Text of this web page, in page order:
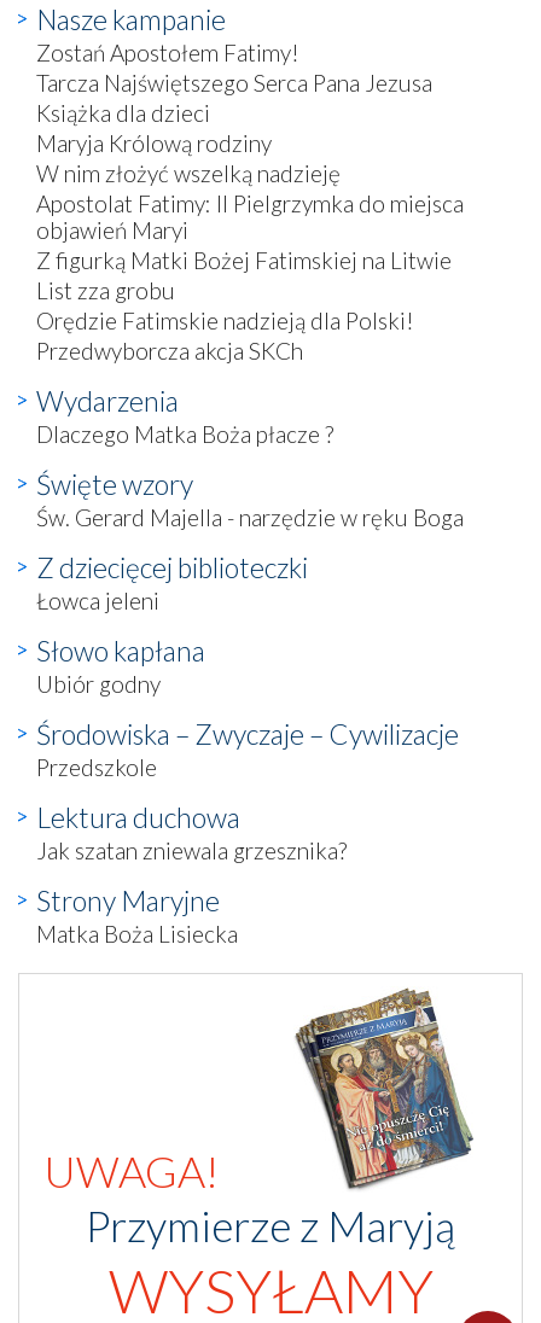
Nasze kampanie
Zostań Apostołem Fatimy!
Tarcza Najświętszego Serca Pana Jezusa
Książka dla dzieci
Maryja Królową rodziny
W nim złożyć wszelką nadzieję
Apostolat Fatimy: II Pielgrzymka do miejsca
objawień Maryi
Z figurką Matki Bożej Fatimskiej na Litwie
List zza grobu
Orędzie Fatimskie nadzieją dla Polski!
Przedwyborcza akcja SKCh
Wydarzenia
Dlaczego Matka Boża płacze ?
Święte wzory
Św. Gerard Majella - narzędzie w ręku Boga
Z dziecięcej biblioteczki
Łowca jeleni
Słowo kapłana
Ubiór godny
Środowiska – Zwyczaje – Cywilizacje
Przedszkole
Lektura duchowa
Jak szatan zniewala grzesznika?
Strony Maryjne
Matka Boża Lisiecka
UWAGA!
Przymierze z Maryją
WYSYŁAMY